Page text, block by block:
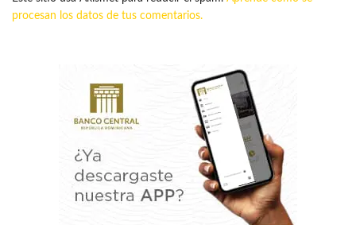
procesan los datos de tus comentarios.